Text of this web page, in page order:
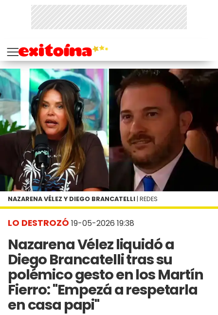
LO DESTROZÓ 19-05-2026 19:38
Nazarena Vélez liquidó a
Diego Brancatelli tras su
polémico gesto en los Martín
Fierro: "Empezá a respetarla
en casa papi"
NAZARENA VÉLEZ Y DIEGO BRANCATELLI | REDES